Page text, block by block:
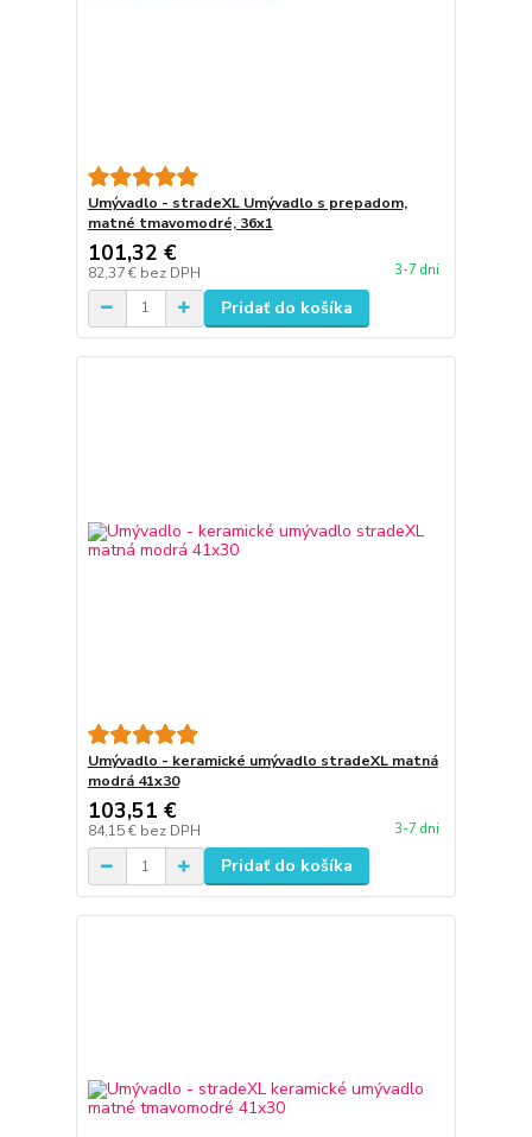
Umývadlo - stradeXL Umývadlo s prepadom,
matné tmavomodré, 36x1
101,32 €
82,37 € bez DPH 3-7 dni
Pridať do košíka
Umývadlo - keramické umývadlo stradeXL matná
modrá 41x30
103,51 €
84,15 € bez DPH 3-7 dni
Pridať do košíka